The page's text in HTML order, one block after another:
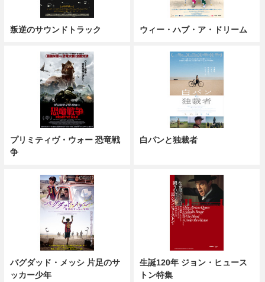
叛逆のサウンドトラック ウィー・ハブ・ア・ドリーム
プリミティヴ・ウォー 恐竜戦
争
白パンと独裁者
バグダッド・メッシ 片足のサ
ッカー少年
生誕120年 ジョン・ヒュース
トン特集